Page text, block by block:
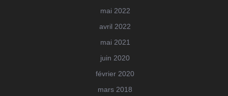
mai 2022
avril 2022
mai 2021
juin 2020
février 2020
mars 2018